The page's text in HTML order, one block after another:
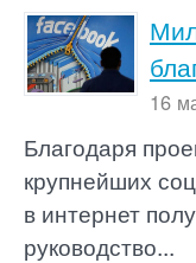
16
Благодаря
крупнейших
в интернет
руководство...